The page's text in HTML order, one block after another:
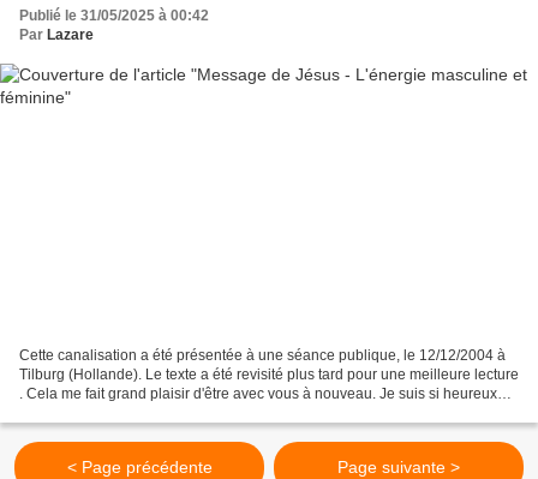
Publié le 31/05/2025 à 00:42
Par Lazare
Cette canalisation a été présentée à une séance publique, le 12/12/2004 à
Tilburg (Hollande). Le texte a été revisité plus tard pour une meilleure lecture
. Cela me fait grand plaisir d'être avec vous à nouveau. Je suis si heureux
< Page précédente Page suivante >